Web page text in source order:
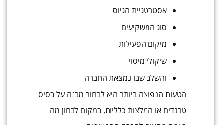
אסטרטגיית הגיוס
סוג המשקיעים
מיקום הפעילות
שיקולי מיסוי
והשלב שבו נמצאת החברה
הטעות הנפוצה ביותר היא לבחור מבנה על בסיס
טרנדים או המלצות כלליות, במקום לבחון מה